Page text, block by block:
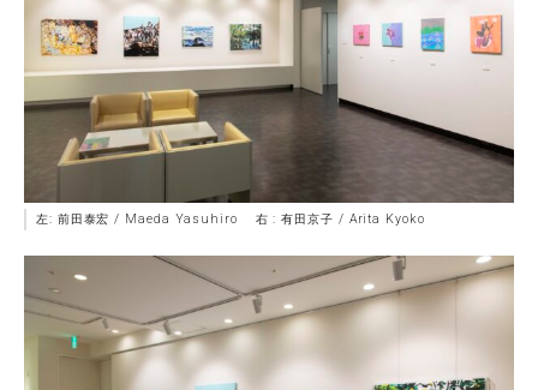
左: 前田泰宏 / Maeda Yasuhiro 右 : 有田京子 / Arita Kyoko